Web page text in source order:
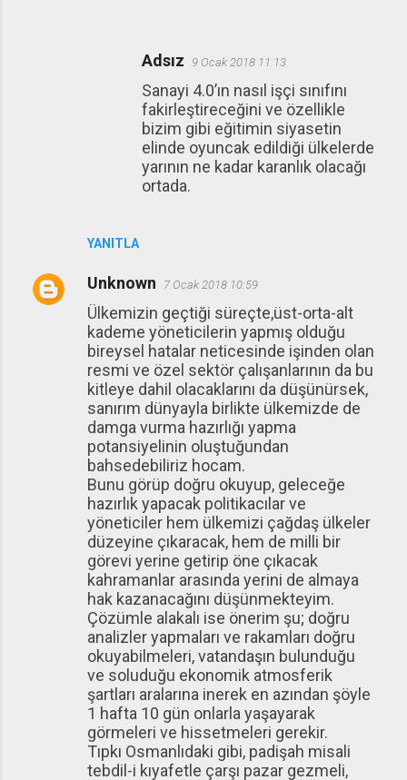
YANITLA
Adsız 9 Ocak 2018 11:13
Sanayi 4.0’ın nasıl işçi sınıfını
fakirleştireceğini ve özellikle
bizim gibi eğitimin siyasetin
elinde oyuncak edildiği ülkelerde
yarının ne kadar karanlık olacağı
ortada.
Unknown 7 Ocak 2018 10:59
Ülkemizin geçtiği süreçte,üst-orta-alt
kademe yöneticilerin yapmış olduğu
bireysel hatalar neticesinde işinden olan
resmi ve özel sektör çalışanlarının da bu
kitleye dahil olacaklarını da düşünürsek,
sanırım dünyayla birlikte ülkemizde de
damga vurma hazırlığı yapma
potansiyelinin oluştuğundan
bahsedebiliriz hocam.
Bunu görüp doğru okuyup, geleceğe
hazırlık yapacak politikacılar ve
yöneticiler hem ülkemizi çağdaş ülkeler
düzeyine çıkaracak, hem de milli bir
görevi yerine getirip öne çıkacak
kahramanlar arasında yerini de almaya
hak kazanacağını düşünmekteyim.
Çözümle alakalı ise önerim şu; doğru
analizler yapmaları ve rakamları doğru
okuyabilmeleri, vatandaşın bulunduğu
ve soluduğu ekonomik atmosferik
şartları aralarına inerek en azından şöyle
1 hafta 10 gün onlarla yaşayarak
görmeleri ve hissetmeleri gerekir.
Tıpkı Osmanlıdaki gibi, padişah misali
tebdil-i kıyafetle çarşı pazar gezmeli,